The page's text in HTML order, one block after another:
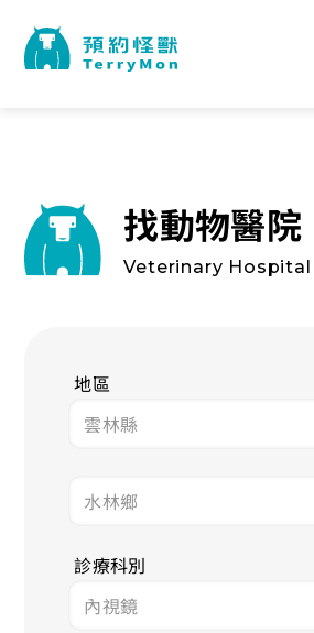
找動物醫院
Veterinary Hospital
地區
診療科別